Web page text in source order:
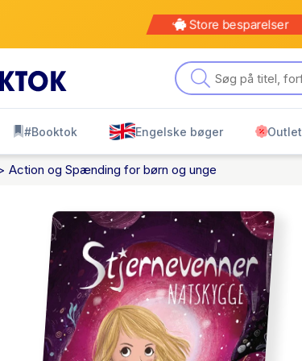
Store besparelser
#Booktok Engelske bøger Outlet
Action og Spænding for børn og unge